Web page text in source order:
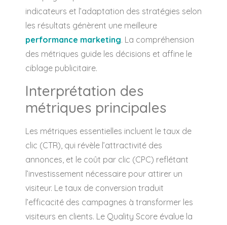
indicateurs et l’adaptation des stratégies selon
les résultats génèrent une meilleure
performance marketing. La compréhension
des métriques guide les décisions et affine le
ciblage publicitaire.
Interprétation des
métriques principales
Les métriques essentielles incluent le taux de
clic (CTR), qui révèle l’attractivité des
annonces, et le coût par clic (CPC) reflétant
l’investissement nécessaire pour attirer un
visiteur. Le taux de conversion traduit
l’efficacité des campagnes à transformer les
visiteurs en clients. Le Quality Score évalue la